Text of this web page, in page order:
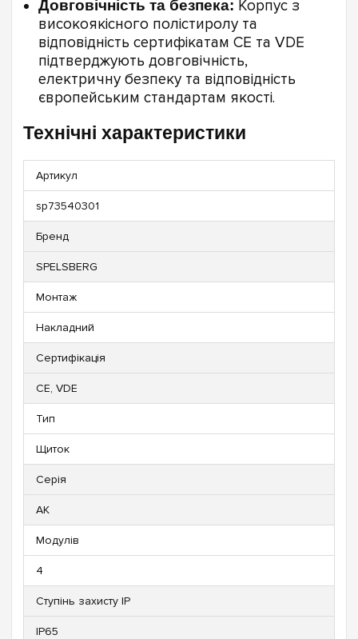
Довговічність та безпека: Корпус з
високоякісного полістиролу та
відповідність сертифікатам CE та VDE
підтверджують довговічність,
електричну безпеку та відповідність
європейським стандартам якості.
Технічні характеристики
Артикул
sp73540301
Бренд
SPELSBERG
Монтаж
Накладний
Сертифікація
CE, VDE
Тип
Щиток
Серія
AK
Модулів
4
Ступінь захисту IP
IP65